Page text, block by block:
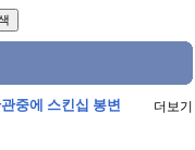
중에 스킨십 봉변 더보기